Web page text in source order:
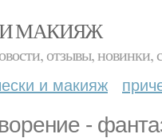
МАКИЯЖ
отзывы, новинки,
и макияж
-